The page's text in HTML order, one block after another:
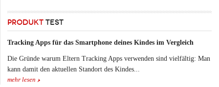
PRODUKT TEST
Tracking Apps für das Smartphone deines Kindes im Vergleich
Die Gründe warum Eltern Tracking Apps verwenden sind vielfältig: Man
kann damit den aktuellen Standort des Kindes...
mehr lesen